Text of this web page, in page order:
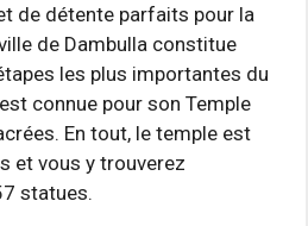
de détente parfaits pour la
de Dambulla constitue
les plus importantes du
connue pour son Temple
En tout, le temple est
et vous y trouverez
statues.